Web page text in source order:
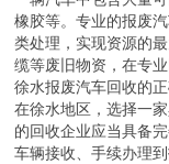
橡胶等。专业的报废
类处理，实现资源的
缆等废旧物资，在专
徐水报废汽车回收的
在徐水地区，选择一
的回收企业应当具备
车辆接收、手续办理